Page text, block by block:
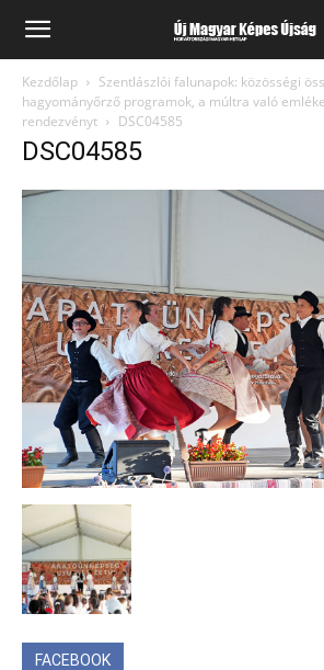
Kezdőlap
Szentlászlói falunapok: közösségi
hagyományőrző programok, a múltra való
rendezvényt
DSC04585
DSC04585
FACEBOOK